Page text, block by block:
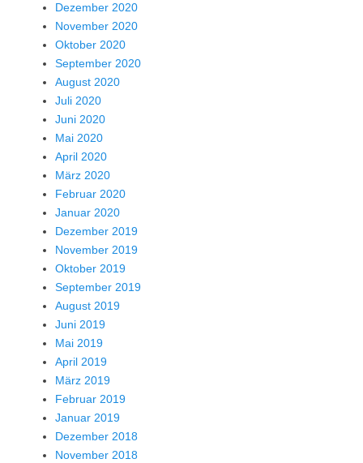
Dezember 2020
November 2020
Oktober 2020
September 2020
August 2020
Juli 2020
Juni 2020
Mai 2020
April 2020
März 2020
Februar 2020
Januar 2020
Dezember 2019
November 2019
Oktober 2019
September 2019
August 2019
Juni 2019
Mai 2019
April 2019
März 2019
Februar 2019
Januar 2019
Dezember 2018
November 2018